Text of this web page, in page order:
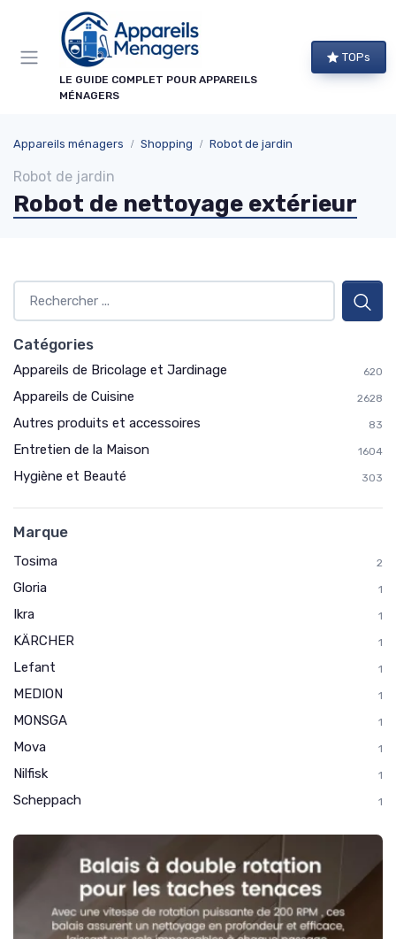
LE GUIDE COMPLET POUR APPAREILS
MÉNAGERS
TOPs
Appareils ménagers Shopping Robot de jardin
Robot de jardin
Robot de nettoyage extérieur
Catégories
Appareils de Bricolage et Jardinage 620
Appareils de Cuisine 2628
Autres produits et accessoires 83
Entretien de la Maison 1604
Hygiène et Beauté 303
Marque
Tosima 2
Gloria 1
Ikra 1
KÄRCHER 1
Lefant 1
MEDION 1
MONSGA 1
Mova 1
Nilfisk 1
Scheppach 1
×
NEWSLETTER APPAREILS MÉNAGERS
Ne ratez aucun bon plan !
Guides d'achat, comparatifs exclusifs et alertes
meilleur directement dans votre boîte mail.
→ Je m'abonne
* En m'inscrivant, j'accepte de recevoir la newsletter
d'Appareils Ménagers et les offres de ses partenaires.
Non merci, peut-être plus tard
Panneau de gestion des cookies